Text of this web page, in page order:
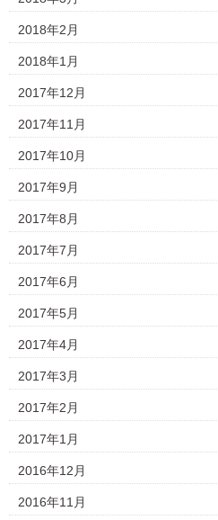
2018年2月
2018年1月
2017年12月
2017年11月
2017年10月
2017年9月
2017年8月
2017年7月
2017年6月
2017年5月
2017年4月
2017年3月
2017年2月
2017年1月
2016年12月
2016年11月